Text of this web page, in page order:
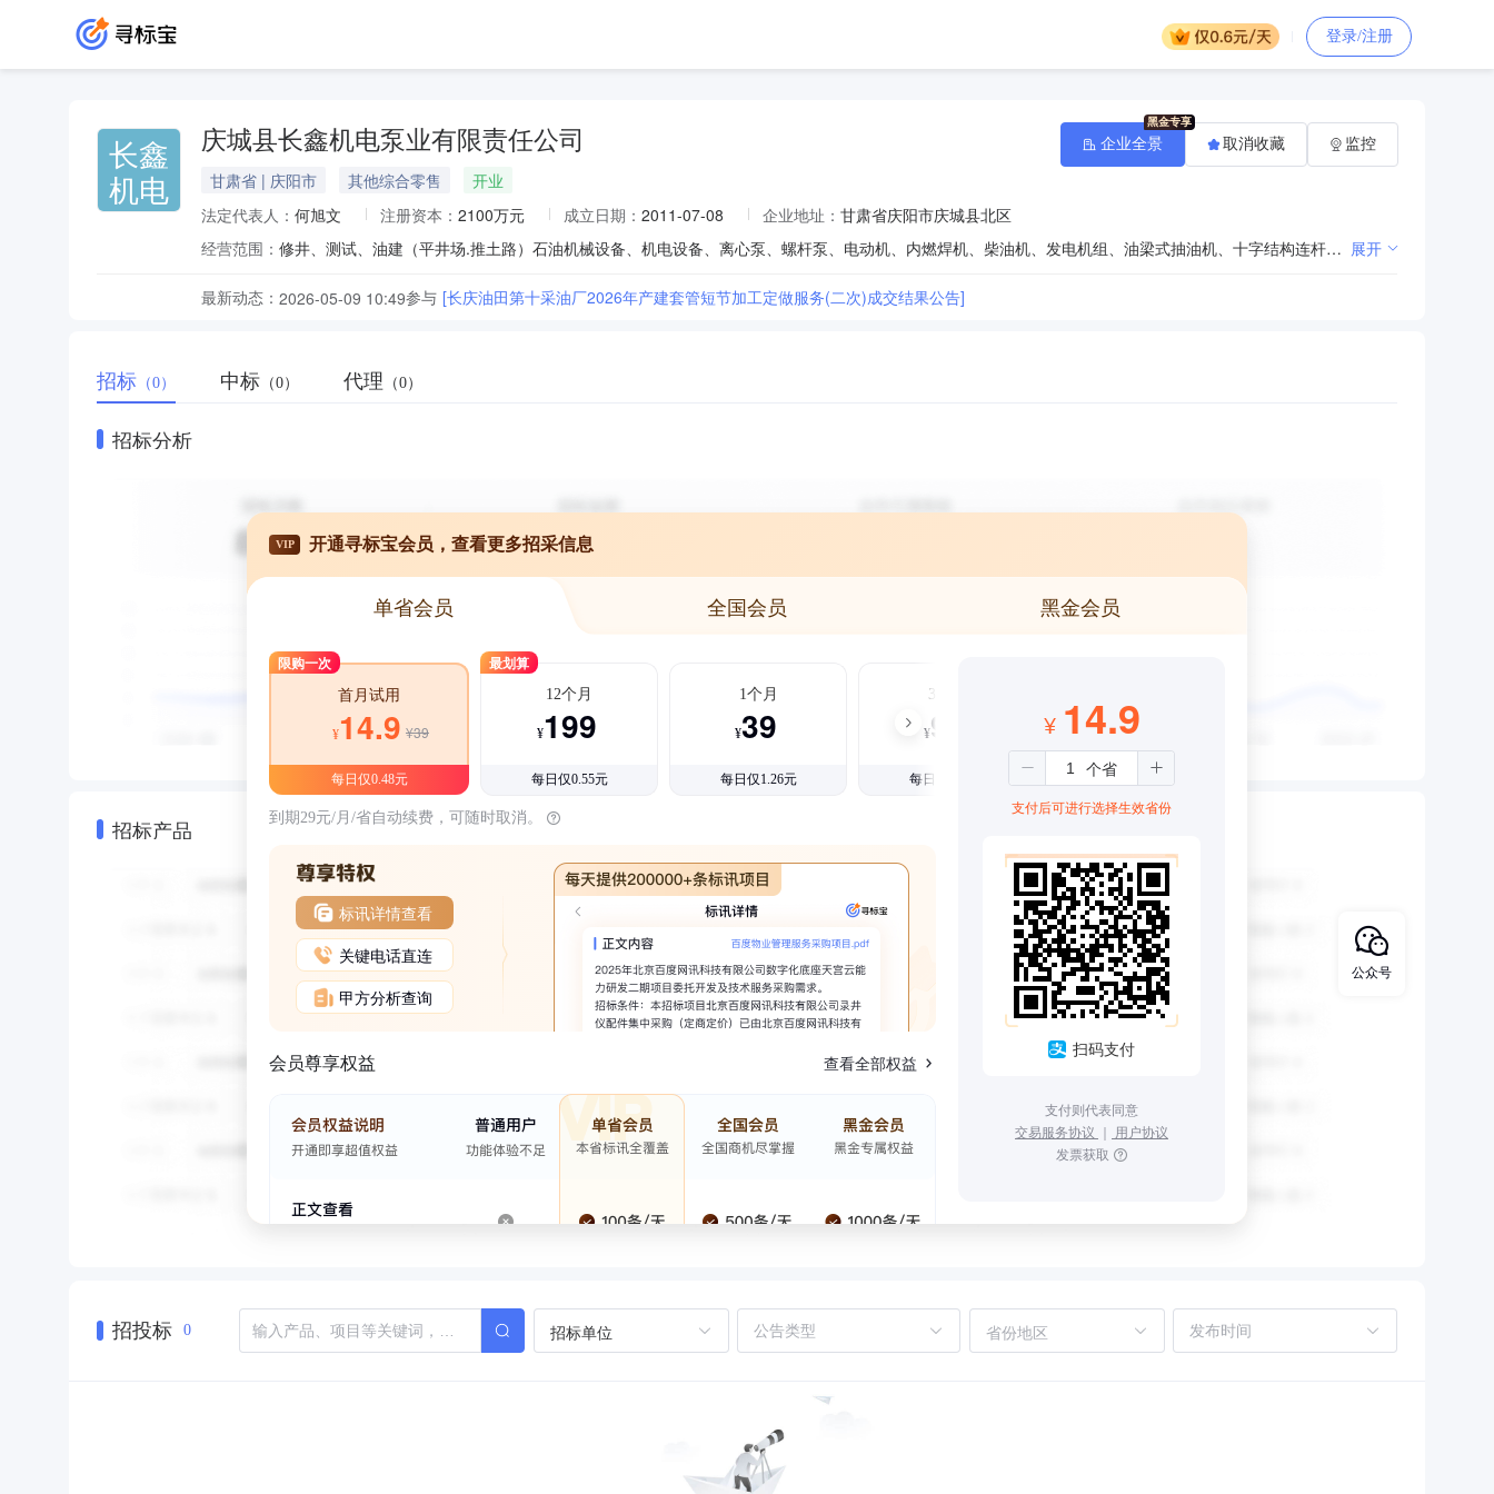
登录/注册
长鑫
机电
庆城县长鑫机电泵业有限责任公司
甘肃省 | 庆阳市 其他综合零售
开业
法定代表人： 何旭文 注册资本： 2100万元 成立日期： 2011-07-08 企业地址： 甘肃省庆阳市庆城县北区
经营范围：
修井、测试、油建（平井场.推土路）石油机械设备、机电设备、离心泵、螺杆泵、电动机、内燃焊机、柴油机、发电机组、油梁式抽油机、十字结构连杆、变压器、变频器、高低压电气设备、防爆电气、配电柜、开关柜、维护、修理、安装及技术开发、石油工具、石油罐具、油管、油杆、井下工具设备加工、维护、修理、水源井清洗维修作业及油田技术服务、机电设备、机械设备、泵类配件批发销售；市政公用工程、水电及配电设备安装工程、送变电安装工程、园林绿化工程（依法须经批准的项目，经相关部门批准后方可开展经营活动）。 展开
最新动态： 2026-05-09 10:49参与 [长庆油田第十采油厂2026年产建套管短节加工定做服务(二次)成交结果公告]
企业全景 取消收藏 监控
招标 （0） 中标 （0） 代理 （0）
招标分析
招标产品
VIP 开通寻标宝会员，查看更多招采信息
单省会员 全国会员 黑金会员
限购一次
首月试用
¥14.9 ¥39
每日仅0.48元
最划算
12个月
¥199
每日仅0.55元
1个月
¥39
每日仅1.26元
3个月
¥99
每日仅1.08元
到期29元/月/省自动续费，可随时取消。
标讯详情查看
关键电话直连
甲方分析查询
会员尊享权益 查看全部权益
¥ 14.9
支付后可进行选择生效省份
扫码支付
支付则代表同意
交易服务协议 ｜ 用户协议
发票获取
招投标 0 招标单位 省份地区
公众号